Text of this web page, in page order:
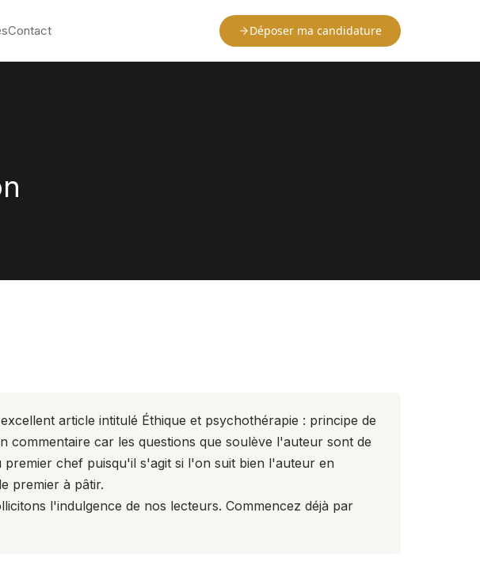
Contact Déposer ma candidature
article intitulé Éthique et psychothérapie : principe de
commentaire car les questions que soulève l'auteur sont de
chef puisqu'il s'agit si l'on suit bien l'auteur en
premier à pâtir.
l'indulgence de nos lecteurs. Commencez déjà par